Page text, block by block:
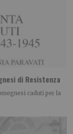
di Resistenza
caduti per la